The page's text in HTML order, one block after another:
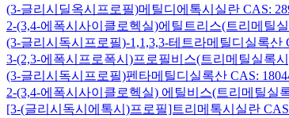
(3-글리시딜옥시프로필)메틸디에톡시실란 CAS:
2-(3,4-에폭시사이클로헥실)에틸트리스(트리메틸
(3-글리시독시프로필)-1,1,3,3-테트라메틸디실록산
3-(2,3-에폭시프로폭시)프로필비스(트리메틸실록
(3-글리시독시프로필)펜타메틸디실록산 CAS:
2-(3,4-에폭시사이클로헥실) 에틸비스(트리메틸실
[3-(글리시독시에톡시)프로필]트리메톡시실란